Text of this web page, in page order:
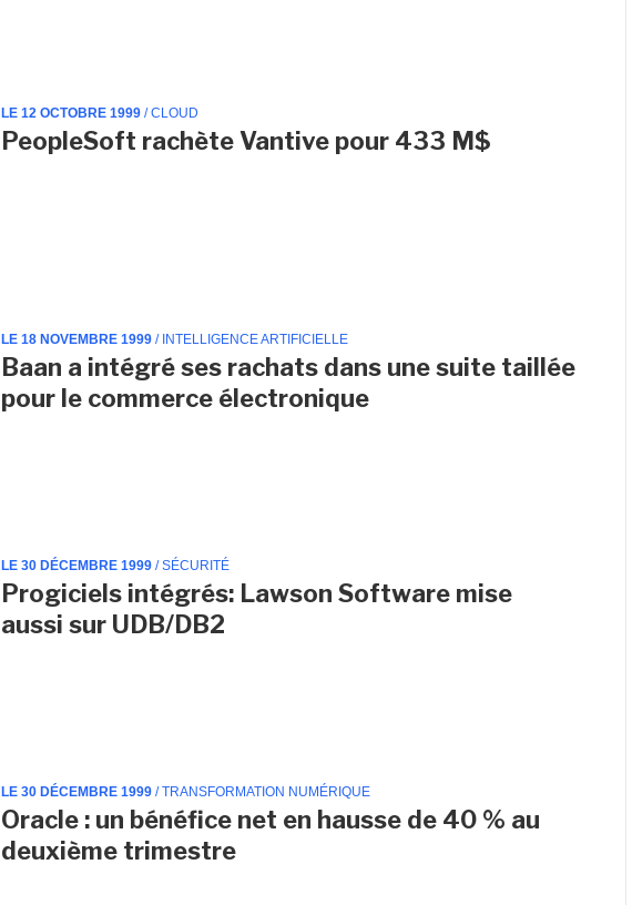
LE 12 OCTOBRE 1999 / CLOUD
PeopleSoft rachète Vantive pour 433 M$
LE 18 NOVEMBRE 1999 / INTELLIGENCE ARTIFICIELLE
Baan a intégré ses rachats dans une suite taillée
pour le commerce électronique
LE 30 DÉCEMBRE 1999 / SÉCURITÉ
Progiciels intégrés: Lawson Software mise
aussi sur UDB/DB2
LE 30 DÉCEMBRE 1999 / TRANSFORMATION NUMÉRIQUE
Oracle : un bénéfice net en hausse de 40 % au
deuxième trimestre